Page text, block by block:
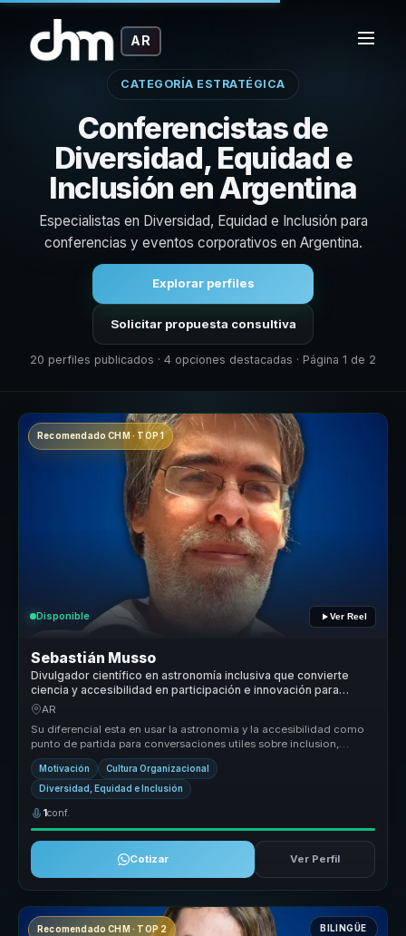
AR
CATEGORÍA ESTRATÉGICA
Conferencistas de
Diversidad, Equidad e
Inclusión en Argentina
Especialistas en Diversidad, Equidad e Inclusión para
conferencias y eventos corporativos en Argentina.
Explorar perfiles
Solicitar propuesta consultiva
20 perfiles publicados · 4 opciones destacadas · Página 1 de 2
Recomendado CHM · TOP 1
Disponible Ver Reel
Sebastián Musso
Divulgador científico en astronomía inclusiva que convierte
ciencia y accesibilidad en participación e innovación para
organizaciones.
AR
Su diferencial esta en usar la astronomia y la accesibilidad como
punto de partida para conversaciones utiles sobre inclusion,
superacion...
Motivación Cultura Organizacional
Diversidad, Equidad e Inclusión
1conf.
Cotizar Ver Perfil
Recomendado CHM · TOP 2 BILINGÜE